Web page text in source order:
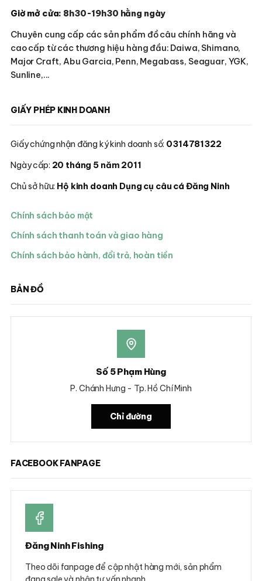
Giờ mở cửa: 8h30-19h30 hằng ngày
Chuyên cung cấp các sản phẩm đồ câu chính hãng và
cao cấp từ các thương hiệu hàng đầu: Daiwa, Shimano,
Major Craft, Abu Garcia, Penn, Megabass, Seaguar, YGK,
Sunline,...
GIẤY PHÉP KINH DOANH
Giấy chứng nhận đăng ký kinh doanh số: 0314781322
Ngày cấp: 20 tháng 5 năm 2011
Chủ sở hữu: Hộ kinh doanh Dụng cụ câu cá Đăng Ninh
Chính sách bảo mật
Chính sách thanh toán và giao hàng
Chính sách bảo hành, đổi trả, hoàn tiền
BẢN ĐỒ
Số 5 Phạm Hùng
P. Chánh Hưng - Tp. Hồ Chí Minh
Chỉ đường
FACEBOOK FANPAGE
Đăng Ninh Fishing
Theo dõi fanpage để cập nhật hàng mới, sản phẩm